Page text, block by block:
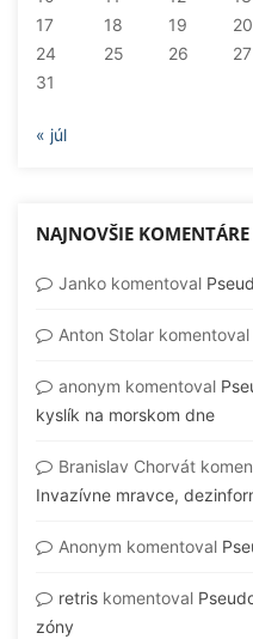
17
18 19 20
24
25 26 27
31
« júl
NAJNOVŠIE KOMENTÁRE
Janko komentoval
Anton Stolar komentoval
anonym komentoval
kyslík na morskom dne
Branislav Chorvát
Invazívne mravce,
Anonym komentoval
retris komentoval
zóny